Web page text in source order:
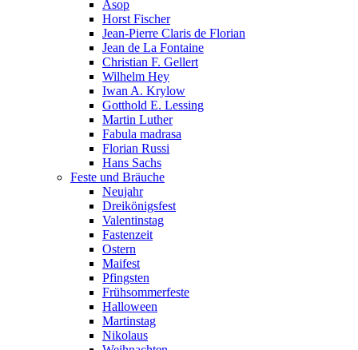
Äsop
Horst Fischer
Jean-Pierre Claris de Florian
Jean de La Fontaine
Christian F. Gellert
Wilhelm Hey
Iwan A. Krylow
Gotthold E. Lessing
Martin Luther
Fabula madrasa
Florian Russi
Hans Sachs
Feste und Bräuche
Neujahr
Dreikönigsfest
Valentinstag
Fastenzeit
Ostern
Maifest
Pfingsten
Frühsommerfeste
Halloween
Martinstag
Nikolaus